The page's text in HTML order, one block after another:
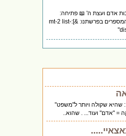
אדם ועצת ה' 📖 פתיחה:
דקדוק בפסוקים נתבונן בסוד המספרים בפרשתנו: &]:mt-2 list-
שקולה ויותר ל"משפט"
"אדם" ועוד... . שהוא..